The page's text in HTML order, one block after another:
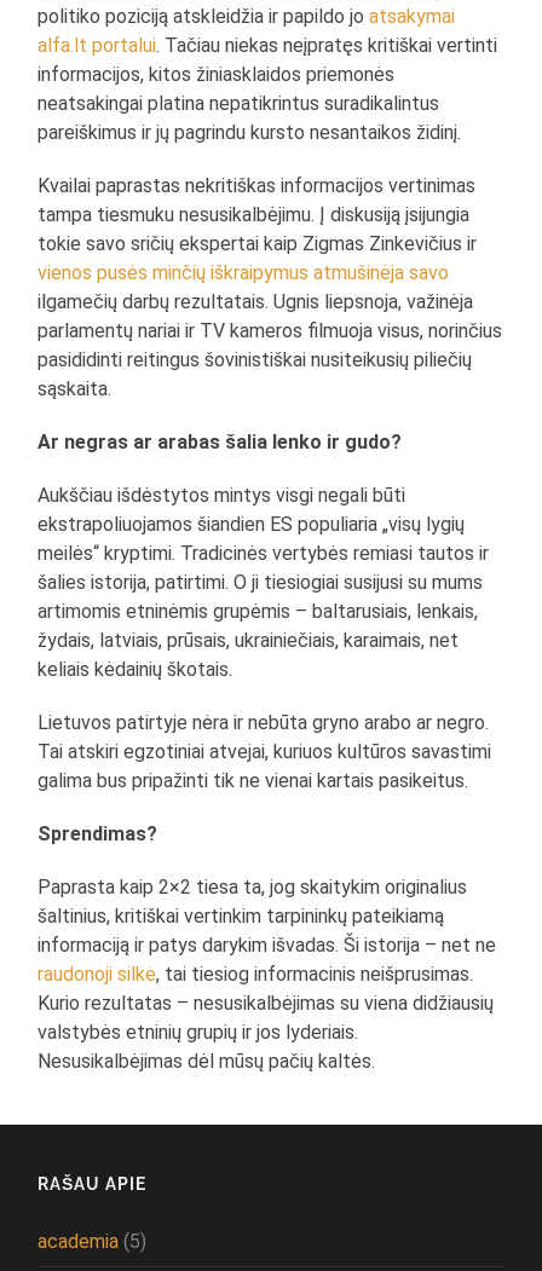
politiko poziciją atskleidžia ir papildo joatsakymai
alfa.lt portalui. Tačiau niekas neįpratęs kritiškai vertinti
informacijos, kitos žiniasklaidos priemonės
neatsakingai platina nepatikrintus suradikalintus
pareiškimus ir jų pagrindu kursto nesantaikos židinį.
Kvailai paprastas nekritiškas informacijos vertinimas
tampa tiesmuku nesusikalbėjimu. Į diskusiją įsijungia
tokie savo sričių ekspertai kaip Zigmas Zinkevičius ir
vienos pusės minčių iškraipymus atmušinėja savo
ilgamečių darbų rezultatais. Ugnis liepsnoja, važinėja
parlamentų nariai ir TV kameros filmuoja visus, norinčius
pasididinti reitingus šovinistiškai nusiteikusių piliečių
sąskaita.
Ar negras ar arabas šalia lenko ir gudo?
Aukščiau išdėstytos mintys visgi negali būti
ekstrapoliuojamos šiandien ES populiaria „visų lygių
meilės“ kryptimi. Tradicinės vertybės remiasi tautos ir
šalies istorija, patirtimi. O ji tiesiogiai susijusi su mums
artimomis etninėmis grupėmis – baltarusiais, lenkais,
žydais, latviais, prūsais, ukrainiečiais, karaimais, net
keliais kėdainių škotais.
Lietuvos patirtyje nėra ir nebūta gryno arabo ar negro.
Tai atskiri egzotiniai atvejai, kuriuos kultūros savastimi
galima bus pripažinti tik ne vienai kartais pasikeitus.
Sprendimas?
Paprasta kaip 2×2 tiesa ta, jog skaitykim originalius
šaltinius, kritiškai vertinkim tarpininkų pateikiamą
informaciją ir patys darykim išvadas. Ši istorija – net ne
raudonoji silkė, tai tiesiog informacinis neišprusimas.
Kurio rezultatas – nesusikalbėjimas su viena didžiausių
valstybės etninių grupių ir jos lyderiais.
Nesusikalbėjimas dėl mūsų pačių kaltės.
RAŠAU APIE
academia (5)